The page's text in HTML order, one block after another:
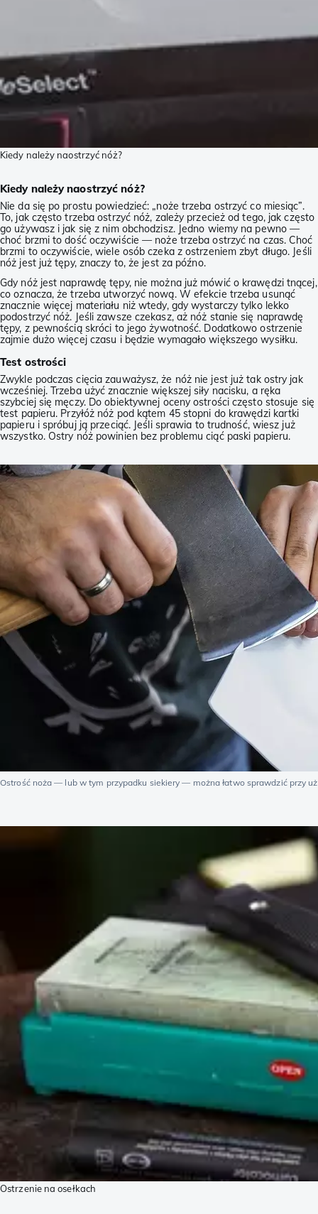
Kiedy należy naostrzyć nóż?
Kiedy należy naostrzyć nóż?
Nie da się po prostu powiedzieć: „noże trzeba ostrzyć co miesiąc”.
To, jak często trzeba ostrzyć nóż, zależy przecież od tego, jak często
go używasz i jak się z nim obchodzisz. Jedno wiemy na pewno —
choć brzmi to dość oczywiście — noże trzeba ostrzyć na czas. Choć
brzmi to oczywiście, wiele osób czeka z ostrzeniem zbyt długo. Jeśli
nóż jest już tępy, znaczy to, że jest za późno.
Gdy nóż jest naprawdę tępy, nie można już mówić o krawędzi tnącej,
co oznacza, że trzeba utworzyć nową. W efekcie trzeba usunąć
znacznie więcej materiału niż wtedy, gdy wystarczy tylko lekko
podostrzyć nóż. Jeśli zawsze czekasz, aż nóż stanie się naprawdę
tępy, z pewnością skróci to jego żywotność. Dodatkowo ostrzenie
zajmie dużo więcej czasu i będzie wymagało większego wysiłku.
Test ostrości
Zwykle podczas cięcia zauważysz, że nóż nie jest już tak ostry jak
wcześniej. Trzeba użyć znacznie większej siły nacisku, a ręka
szybciej się męczy. Do obiektywnej oceny ostrości często stosuje się
test papieru. Przyłóż nóż pod kątem 45 stopni do krawędzi kartki
papieru i spróbuj ją przeciąć. Jeśli sprawia to trudność, wiesz już
wszystko. Ostry nóż powinien bez problemu ciąć paski papieru.
Ostrość noża — lub w tym przypadku siekiery — można łatwo sprawdzić przy
Ostrzenie na osełkach